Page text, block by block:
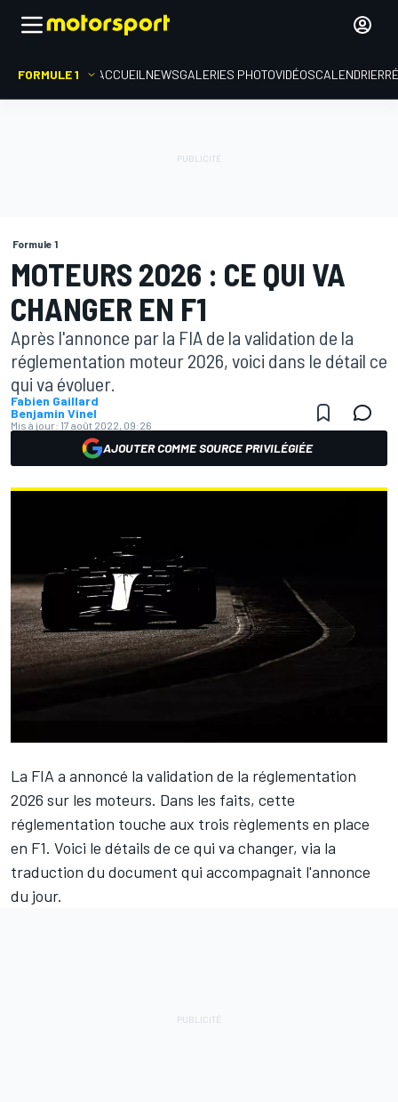
FORMULE 1 ACCUEIL NEWSGALERIES PHOTOVIDÉOSCALENDRIER
Formule 1
MOTEURS 2026 : CE QUI VA
CHANGER EN F1
Après l'annonce par la FIA de la validation de la
réglementation moteur 2026, voici dans le détail ce
qui va évoluer.
Fabien Gaillard
Benjamin Vinel
Mis à jour: 17 août 2022, 09:26
AJOUTER COMME SOURCE PRIVILÉGIÉE
La FIA a annoncé la validation de la réglementation
2026 sur les moteurs. Dans les faits, cette
réglementation touche aux trois règlements en place
en F1. Voici le détails de ce qui va changer, via la
traduction du document qui accompagnait l'annonce
du jour.